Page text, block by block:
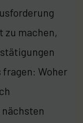
zu machen,
fragen: Woher